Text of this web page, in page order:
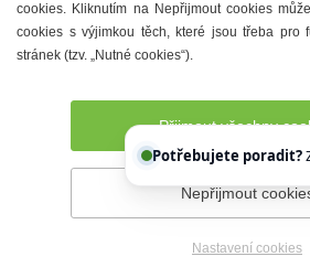
Denní meníčka
Prohlášení o přístupnosti Správce
cookies. Kliknutím na Nepřijmout cookies
cookies s výjimkou těch, které jsou třeba pro
stránek (tzv. „Nutné cookies“).
Přijmout všechny
Nepřijmout
Nastavení cookies
Potřebujete poradit?
Chettyho.